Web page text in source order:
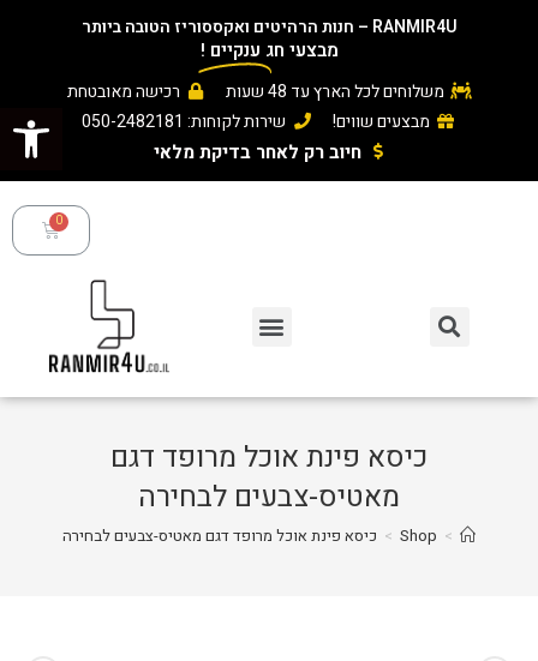
פתח סרגל נגישות
RANMIR4U – חנות הרהיטים ואקססוריז הטובה ביותר
מבצעי חג ענקיים !
משלוחים לכל הארץ עד 48 שעות
רכישה מאובטחת
מבצעים שווים!
שירות לקוחות: 050-2482181
חיוב רק לאחר בדיקת מלאי ​
כיסא פינת אוכל מרופד דגם
מאטיס-צבעים לבחירה
>
Shop
> כיסא פינת אוכל מרופד דגם מאטיס-צבעים לבחירה